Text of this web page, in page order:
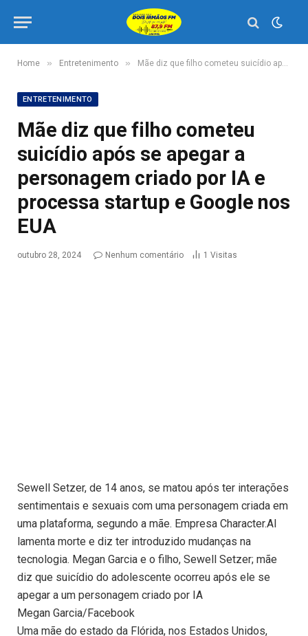
Home » Entretenimento » Mãe diz que filho cometeu suicídio após se apegar a personagem criado por IA e processa startup e Google nos EUA
ENTRETENIMENTO
Mãe diz que filho cometeu
suicídio após se apegar a
personagem criado por IA e
processa startup e Google nos
EUA
outubro 28, 2024 Nenhum comentário 1 Visitas
Sewell Setzer, de 14 anos, se matou após ter interações
sentimentais e sexuais com uma personagem criada em
uma plataforma, segundo a mãe. Empresa Character.AI
lamenta morte e diz ter introduzido mudanças na
tecnologia. Megan Garcia e o filho, Sewell Setzer; mãe
diz que suicídio do adolescente ocorreu após ele se
apegar a um personagem criado por IA
Megan Garcia/Facebook
Uma mãe do estado da Flórida, nos Estados Unidos,